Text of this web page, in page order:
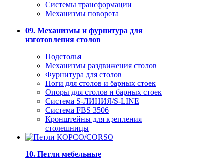
Системы трансформации
Механизмы поворота
09. Механизмы и фурнитура для
изготовления столов
Подстолья
Механизмы раздвижения столов
Фурнитура для столов
Ноги для столов и барных стоек
Опоры для столов и барных стоек
Система S-ЛИНИЯ/S-LINE
Система FBS 3506
Кронштейны для крепления
столешницы
10. Петли мебельные